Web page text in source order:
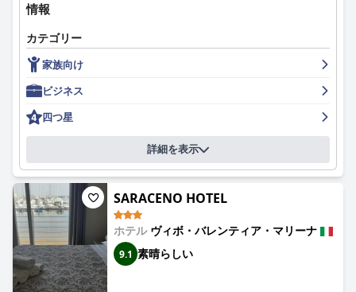
情報
カテゴリー
家族向け
ビジネス
四つ星
詳細を表示
SARACENO HOTEL
ホテル ヴィボ・バレンティア・マリーナ
9.1 素晴らしい